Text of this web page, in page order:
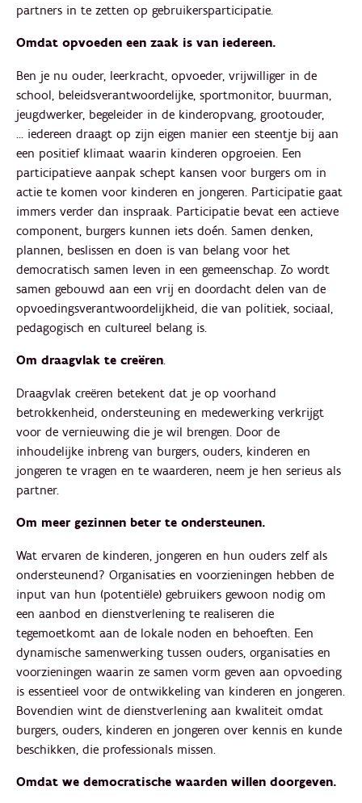
partners in te zetten op gebruikersparticipatie.
Omdat opvoeden een zaak is van iedereen.
Ben je nu ouder, leerkracht, opvoeder, vrijwilliger in de
school, beleidsverantwoordelijke, sportmonitor, buurman,
jeugdwerker, begeleider in de kinderopvang, grootouder,
… iedereen draagt op zijn eigen manier een steentje bij aan
een positief klimaat waarin kinderen opgroeien. Een
participatieve aanpak schept kansen voor burgers om in
actie te komen voor kinderen en jongeren. Participatie gaat
immers verder dan inspraak. Participatie bevat een actieve
component, burgers kunnen iets doén. Samen denken,
plannen, beslissen en doen is van belang voor het
democratisch samen leven in een gemeenschap. Zo wordt
samen gebouwd aan een vrij en doordacht delen van de
opvoedingsverantwoordelijkheid, die van politiek, sociaal,
pedagogisch en cultureel belang is.
Om draagvlak te creëren.
Draagvlak creëren betekent dat je op voorhand
betrokkenheid, ondersteuning en medewerking verkrijgt
voor de vernieuwing die je wil brengen. Door de
inhoudelijke inbreng van burgers, ouders, kinderen en
jongeren te vragen en te waarderen, neem je hen serieus als
partner.
Om meer gezinnen beter te ondersteunen.
Wat ervaren de kinderen, jongeren en hun ouders zelf als
ondersteunend? Organisaties en voorzieningen hebben de
input van hun (potentiële) gebruikers gewoon nodig om
een aanbod en dienstverlening te realiseren die
tegemoetkomt aan de lokale noden en behoeften. Een
dynamische samenwerking tussen ouders, organisaties en
voorzieningen waarin ze samen vorm geven aan opvoeding
is essentieel voor de ontwikkeling van kinderen en jongeren.
Bovendien wint de dienstverlening aan kwaliteit omdat
burgers, ouders, kinderen en jongeren over kennis en kunde
beschikken, die professionals missen.
Omdat we democratische waarden willen doorgeven.